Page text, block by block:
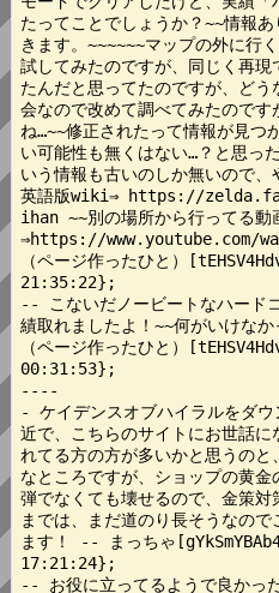
たってことでしょうか？~~情報
きます。~~~~~~マップの外に行
試してみたのですが、同じく再
たんだと思ってたのですが、ど
会なので改めて調べてみたのです
ね…~~修正されたって情報が見つ
い可能性も無くはない…？と思っ
いう情報も古いのしか無いので
英語版wiki⇒ https://
ihan ~~別の場所から行ってる動
⇒https://www.youtube.com/
（ページ作ったひと）
21:35:22};
-- こないだノービートなハード
績取れましたよ！~~何がいけな
（ページ作ったひと）
00:31:53};
----
- ケイデンスオブハイラルをダ
近で、こちらのサイトにお世話に
れてる方の方が多いかと思うの
なところですが、ショップの黄
弾でなくても壊せるので、金策
までは、まだ道のり長そうなの
ます！ -- まっちゃ
17:21:24};
-- お役に立ってるようで良かっ